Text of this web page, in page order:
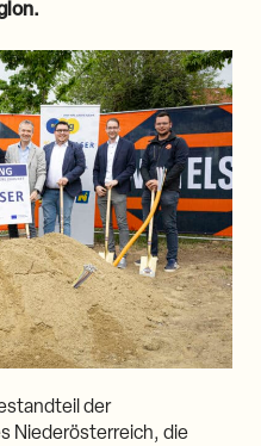
der
Niederösterreich, die